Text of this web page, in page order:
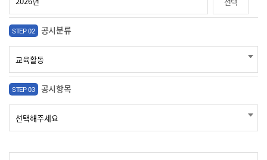
STEP 02 공시분류
STEP 03 공시항목